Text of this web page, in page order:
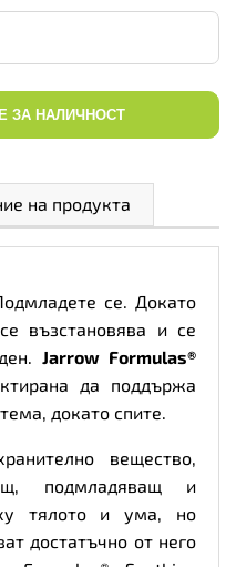
ЗА НАЛИЧНОСТ
на продукта
се. Докато
възстановява и се
Jarrow Formulas®
да поддържа
докато спите.
вещество,
подмладяващ и
тялото и ума, но
достатъчно от него